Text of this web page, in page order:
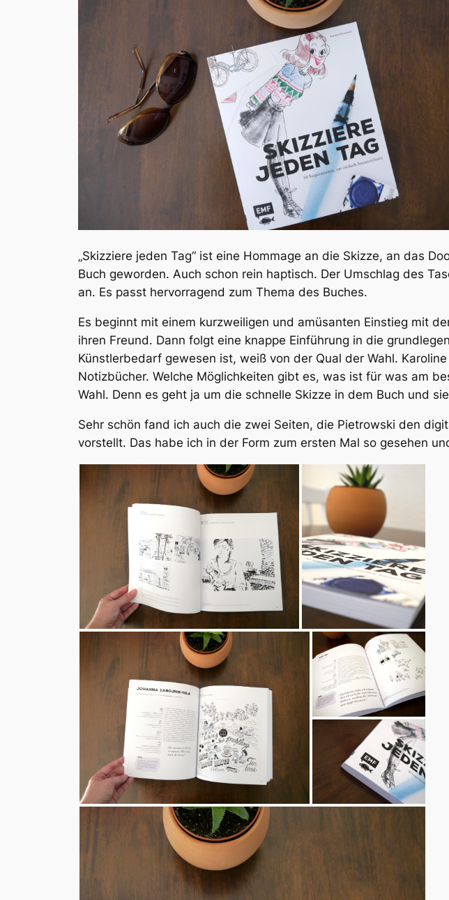
„Skizziere jeden Tag“ ist eine Hommage an die Skizze, an das
Buch geworden. Auch schon rein haptisch. Der Umschlag des
an. Es passt hervorragend zum Thema des Buches.
Es beginnt mit einem kurzweiligen und amüsanten Einstieg mit
ihren Freund. Dann folgt eine knappe Einführung in die
Künstlerbedarf gewesen ist, weiß von der Qual der Wahl.
Notizbücher. Welche Möglichkeiten gibt es, was ist für was am
Wahl. Denn es geht ja um die schnelle Skizze in dem Buch und
Sehr schön fand ich auch die zwei Seiten, die Pietrowski den
vorstellt. Das habe ich in der Form zum ersten Mal so gesehen